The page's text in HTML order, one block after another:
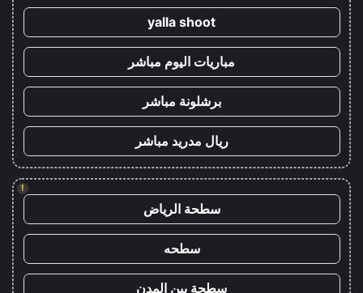
yalla shoot
مباريات اليوم مباشر
برشلونة مباشر
ريال مدريد مباشر
!
سطحة الرياض
سطحه
سطحة بين المدن